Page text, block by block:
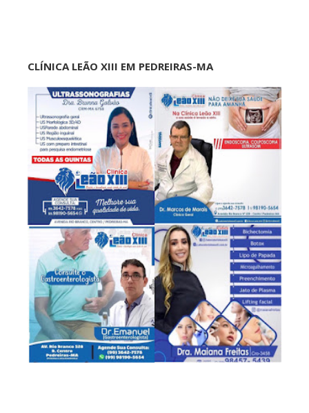
CLÍNICA LEÃO XIII EM PEDREIRAS-MA